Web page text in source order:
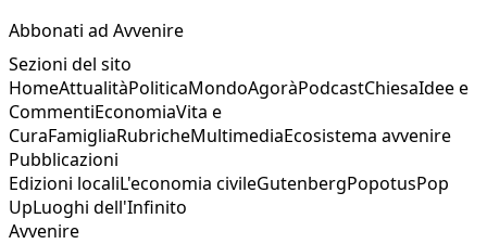
Abbonati ad Avvenire
Sezioni del sito
HomeAttualitàPoliticaMondoAgoràPodcastChiesaIdee e
CommentiEconomiaVita e
CuraFamigliaRubricheMultimediaEcosistema avvenire
Pubblicazioni
Edizioni localiL'economia civileGutenbergPopotusPop
UpLuoghi dell'Infinito
Avvenire